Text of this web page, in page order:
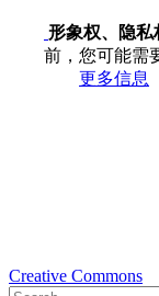
形象权、隐私
前，您可能需
更多信息
Creative Commons